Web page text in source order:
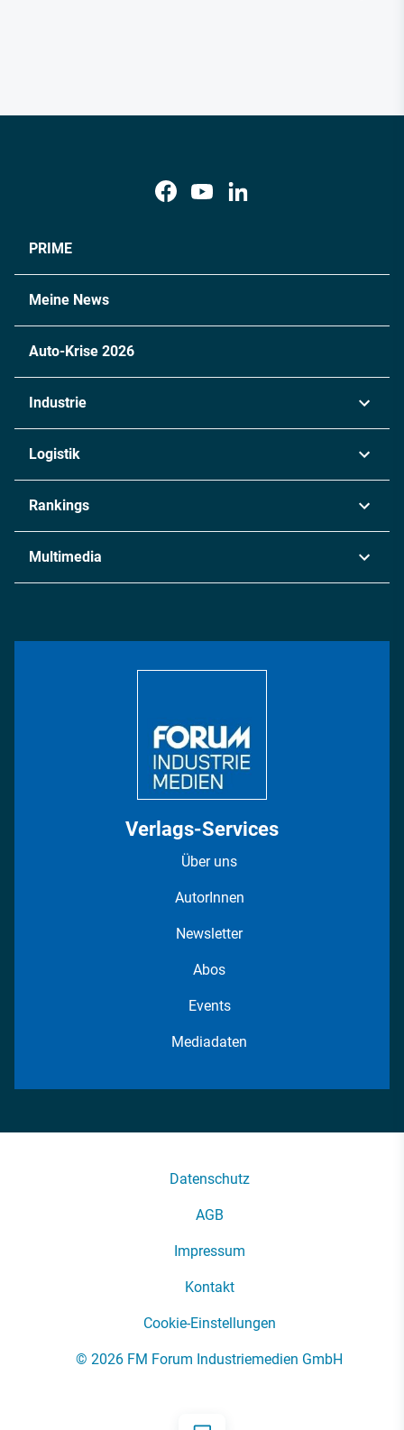
PRIME
Meine News
Auto-Krise 2026
Industrie
Chemie
Metall
Energie
Logistik
Rankings
Multimedia
Verlags-Services
Über uns
AutorInnen
Newsletter
Abos
Events
Mediadaten
Datenschutz
AGB
Impressum
Kontakt
Cookie-Einstellungen
© 2026 FM Forum Industriemedien GmbH